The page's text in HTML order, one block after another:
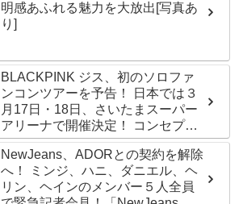
明感あふれる魅力を大放出[写真あ
り]
BLACKPINK ジス、初のソロファ
ンコンツアーを予告！ 日本では３
月17日・18日、さいたまスーパー
アリーナで開催決定！ コンセプト
は“愛のカケラ”！？ 14日には新ア
ルバム『AMORTAGE』もリリース
NewJeans、ADORとの契約を解除
へ！ ミンジ、ハニ、ダニエル、ヘ
リン、ヘインのメンバー５人全員